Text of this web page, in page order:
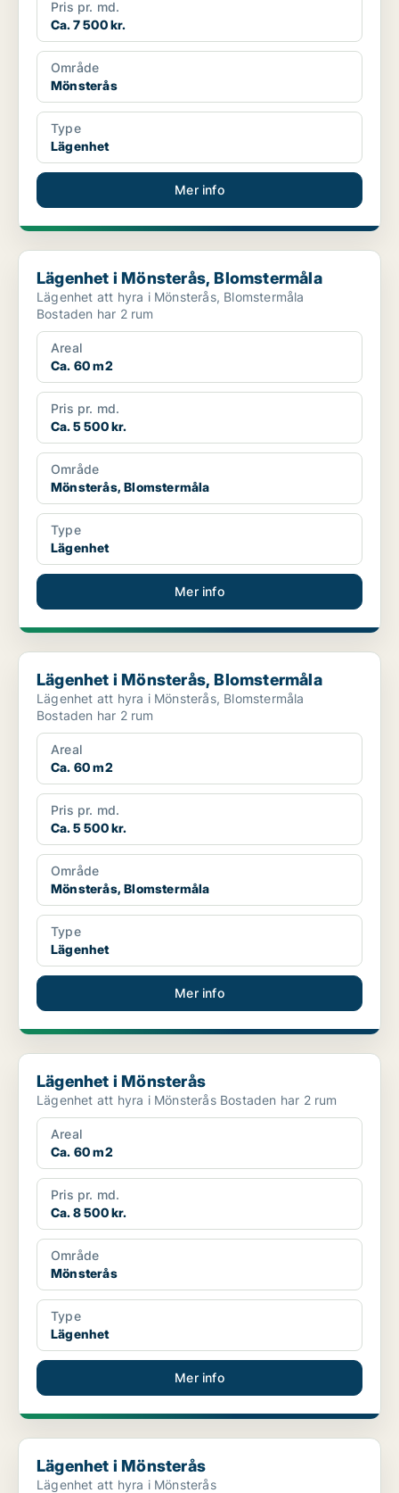
Pris pr. md.
Ca. 7 500 kr.
Område
Mönsterås
Type
Lägenhet
Mer info
Lägenhet i Mönsterås, Blomstermåla
Lägenhet i Mönsterås, Blomstermåla
Lägenhet att hyra i Mönsterås, Blomstermåla
Bostaden har 2 rum
Areal
Ca. 60 m2
Pris pr. md.
Ca. 5 500 kr.
Område
Mönsterås, Blomstermåla
Type
Lägenhet
Mer info
Lägenhet i Mönsterås, Blomstermåla
Lägenhet i Mönsterås, Blomstermåla
Lägenhet att hyra i Mönsterås, Blomstermåla
Bostaden har 2 rum
Areal
Ca. 60 m2
Pris pr. md.
Ca. 5 500 kr.
Område
Mönsterås, Blomstermåla
Type
Lägenhet
Mer info
Lägenhet i Mönsterås
Lägenhet i Mönsterås
Lägenhet att hyra i Mönsterås Bostaden har 2 rum
Areal
Ca. 60 m2
Pris pr. md.
Ca. 8 500 kr.
Område
Mönsterås
Type
Lägenhet
Mer info
Lägenhet i Mönsterås
Lägenhet i Mönsterås
Lägenhet att hyra i Mönsterås